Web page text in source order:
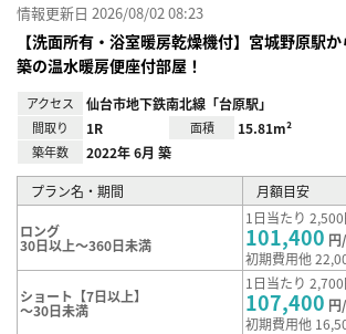
情報更新日 2026/08/02 08:23
【洗面所有・浴室暖房乾燥機付】宮城野原駅
築の温水暖房便座付部屋！
アクセス 仙台市地下鉄南北線「台原駅」
間取り 1R 面積 15.81m²
築年数 2022年 6月 築
プラン名・期間 月額目安
ロング
30日以上～360日未満
1日当たり
101,400 円
初期費用他
ショート【7日以上】
～30日未満
1日当たり
107,400 円
初期費用他